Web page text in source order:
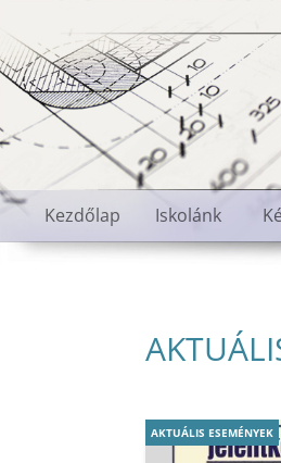
Kezdőlap Iskolánk
AKTUÁLIS ESEMÉNYEK